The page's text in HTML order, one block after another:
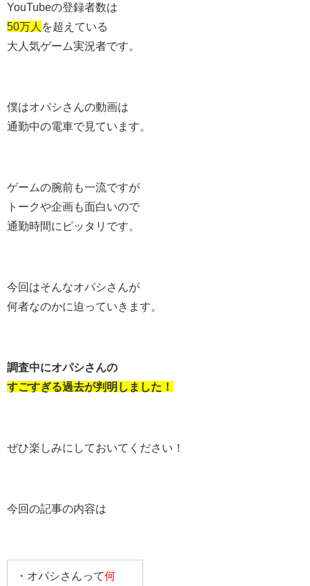
YouTubeの登録者数は
50万人 を超えている
大人気ゲーム実況者です。
僕はオパシさんの動画は
通勤中の電車で見ています。
ゲームの腕前も一流ですが
トークや企画も面白いので
通勤時間にピッタリです。
今回はそんなオパシさんが
何者なのかに迫っていきます。
調査中にオパシさんの
すごすぎる過去が判明しました！
ぜひ楽しみにしておいてください！
今回の記事の内容は
・オパシさんって何